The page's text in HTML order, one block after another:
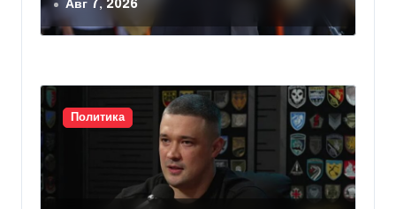
Авг 7, 2026
Политика